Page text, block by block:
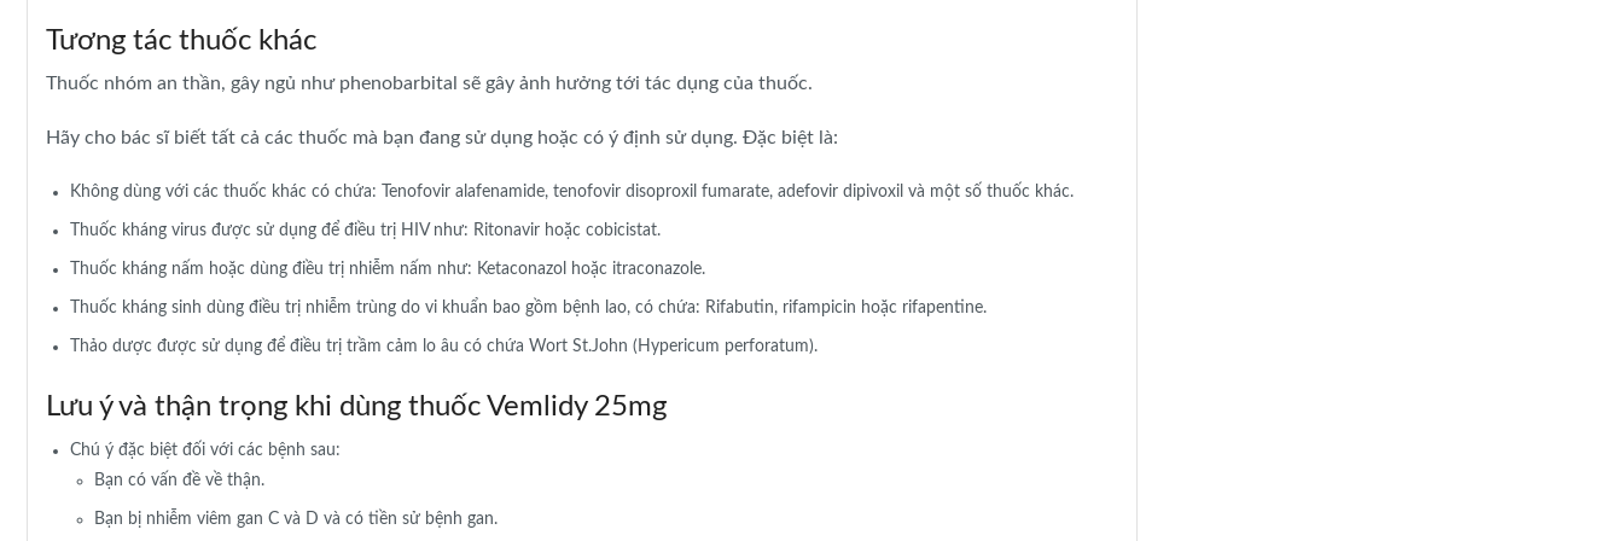
Tương tác thuốc khác
Thuốc nhóm an thần, gây ngủ như phenobarbital sẽ gây ảnh hưởng tới tác dụng của thuốc.
Hãy cho bác sĩ biết tất cả các thuốc mà bạn đang sử dụng hoặc có ý định sử dụng. Đặc biệt là:
Không dùng với các thuốc khác có chứa: Tenofovir alafenamide, tenofovir disoproxil fumarate, adefovir dipivoxil và một số thuốc khác.
Thuốc kháng virus được sử dụng để điều trị HIV như: Ritonavir hoặc cobicistat.
Thuốc kháng nấm hoặc dùng điều trị nhiễm nấm như: Ketaconazol hoặc itraconazole.
Thuốc kháng sinh dùng điều trị nhiễm trùng do vi khuẩn bao gồm bệnh lao, có chứa: Rifabutin, rifampicin hoặc rifapentine.
Thảo dược được sử dụng để điều trị trầm cảm lo âu có chứa Wort St.John (Hypericum perforatum).
Lưu ý và thận trọng khi dùng thuốc Vemlidy 25mg
Chú ý đặc biệt đối với các bệnh sau:
Bạn có vấn đề về thận.
Bạn bị nhiễm viêm gan C và D và có tiền sử bệnh gan.